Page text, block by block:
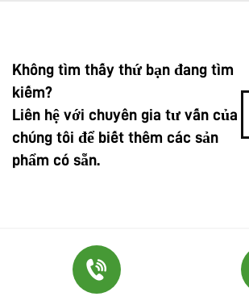
Không tìm thấy thứ bạn đang tìm
kiếm?
Liên hệ với chuyên gia tư vấn của
chúng tôi để biết thêm các sản
phẩm có sẵn.